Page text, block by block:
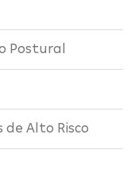
Postural
de Alto Risco